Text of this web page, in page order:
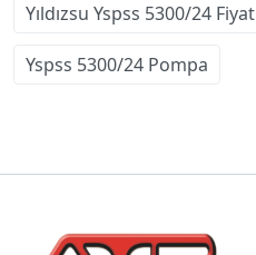
Yıldızsu Yspss 5300/24 Fiyat
Yspss 5300/24 Pompa